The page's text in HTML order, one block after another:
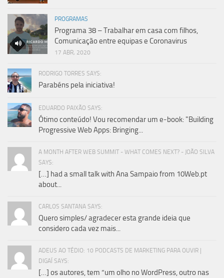
PROGRAMAS
Programa 38 – Trabalhar em casa com filhos,
Comunicação entre equipas e Coronavirus
17 ABR, 2020
RODRIGO TORRES SAYS:
Parabéns pela iniciativa!
EDUARDO PAIXÃO SAYS:
Ótimo conteúdo! Vou recomendar um e-book: "Building
Progressive Web Apps: Bringing...
A MONTH AFTER WEB SUMMIT - WHAT COMES NEXT? - JOÃO SILVA
SAYS:
[…] had a small talk with Ana Sampaio from 10Web.pt
about...
CARLOS SANTANA SAYS:
Quero simples/ agradecer esta grande ideia que
considero cada vez mais...
ADEUS AO TÉDIO: 10 PODCASTS DE MARKETING PARA OUVIR |
DIGAÍ SAYS:
[…] os autores, tem “um olho no WordPress, outro nas